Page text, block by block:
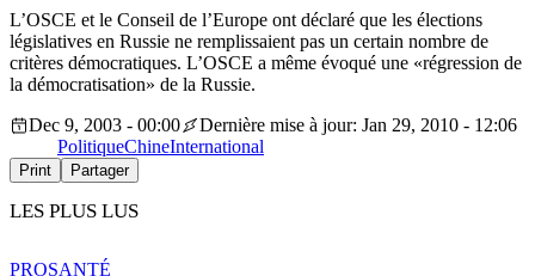
L’OSCE et le Conseil de l’Europe ont déclaré que les élections
législatives en Russie ne remplissaient pas un certain nombre de
critères démocratiques. L’OSCE a même évoqué une «régression de
la démocratisation» de la Russie.
Dec 9, 2003 - 00:00
Dernière mise à jour: Jan 29, 2010 - 12:06
PolitiqueChineInternational
Print Partager
LES PLUS LUS
PROSANTÉ